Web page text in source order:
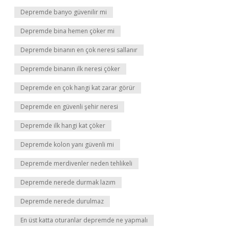
Depremde banyo güvenilir mi
Depremde bina hemen çöker mi
Depremde binanın en çok neresi sallanır
Depremde binanın ilk neresi çöker
Depremde en çok hangi kat zarar görür
Depremde en güvenli şehir neresi
Depremde ilk hangi kat çöker
Depremde kolon yanı güvenli mi
Depremde merdivenler neden tehlikeli
Depremde nerede durmak lazım
Depremde nerede durulmaz
En üst katta oturanlar depremde ne yapmalı